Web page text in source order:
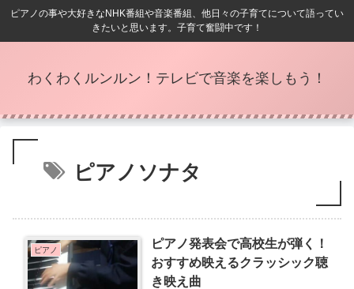
ピアノの事や大好きなNHK番組や音楽番組、他日々の子育てについて語ってい
きたいと思います。子育て奮闘中です！
わくわくルンルン！テレビで音楽を楽しもう！
ピアノソナタ
ピアノ
ピアノ発表会で高校生が弾く！
おすすめ映えるクラッシック聴
き映え曲